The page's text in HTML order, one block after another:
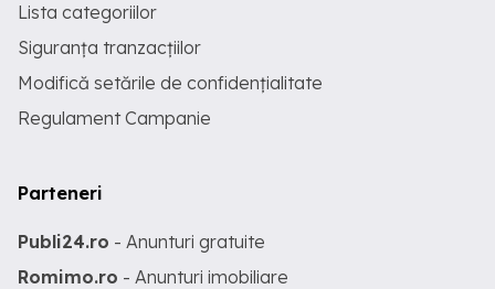
Lista categoriilor
Siguranța tranzacțiilor
Modifică setările de confidențialitate
Regulament Campanie
Parteneri
Publi24.ro - Anunturi gratuite
Romimo.ro - Anunturi imobiliare